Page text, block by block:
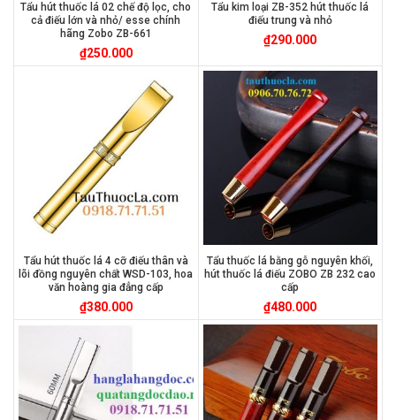
Tẩu hút thuốc lá 02 chế độ lọc, cho
cả điếu lớn và nhỏ/ esse chính
hãng Zobo ZB-661
₫250.000
Tẩu kim loại ZB-352 hút thuốc lá
điếu trung và nhỏ
₫290.000
Tẩu hút thuốc lá 4 cỡ điếu thân và
lõi đồng nguyên chất WSD-103, hoa
văn hoàng gia đẳng cấp
₫380.000
Tẩu thuốc lá bằng gỗ nguyên khối,
hút thuốc lá điếu ZOBO ZB 232 cao
cấp
₫480.000